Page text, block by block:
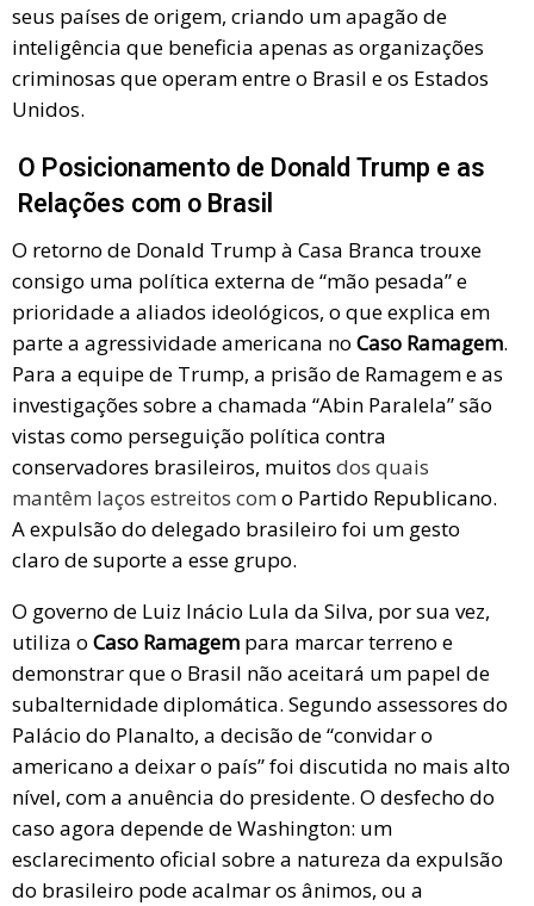
seus países de origem, criando um apagão de
inteligência que beneficia apenas as organizações
criminosas que operam entre o Brasil e os Estados
Unidos.
O Posicionamento de Donald Trump e as
Relações com o Brasil
O retorno de Donald Trump à Casa Branca trouxe
consigo uma política externa de “mão pesada” e
prioridade a aliados ideológicos, o que explica em
parte a agressividade americana no Caso Ramagem.
Para a equipe de Trump, a prisão de Ramagem e as
investigações sobre a chamada “Abin Paralela” são
vistas como perseguição política contra
conservadores brasileiros, muitos dos quais
mantêm laços estreitos com o Partido Republicano.
A expulsão do delegado brasileiro foi um gesto
claro de suporte a esse grupo.
O governo de Luiz Inácio Lula da Silva, por sua vez,
utiliza o Caso Ramagem para marcar terreno e
demonstrar que o Brasil não aceitará um papel de
subalternidade diplomática. Segundo assessores do
Palácio do Planalto, a decisão de “convidar o
americano a deixar o país” foi discutida no mais alto
nível, com a anuência do presidente. O desfecho do
caso agora depende de Washington: um
esclarecimento oficial sobre a natureza da expulsão
do brasileiro pode acalmar os ânimos, ou a